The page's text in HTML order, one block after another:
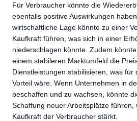
Für Verbraucher könnte die
ebenfalls positive Auswirkungen
wirtschaftliche Lage könnte zu einer
Kaufkraft führen, was sich in einer
niederschlagen könnte. Zudem
einem stabileren Marktumfeld die
Dienstleistungen stabilisieren, was für
Vorteil wäre. Wenn Unternehmen in
beschaffen und zu wachsen, könnte
Schaffung neuer Arbeitsplätze führen,
Kaufkraft der Verbraucher stärkt.